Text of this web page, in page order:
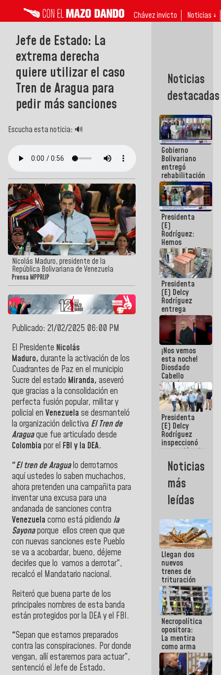
Chávez invicto Noticias ↓
Jefe de Estado: La
extrema derecha
quiere utilizar el caso
Tren de Aragua para
pedir más sanciones
Escucha esta noticia: 🔊
Nicolás Maduro, presidente de la
República Bolivariana de Venezuela
Prensa MPPRIJP
Publicado: 21/02/2025 06:00 PM
El Presidente Nicolás
Maduro, durante la activación de los
Cuadrantes de Paz en el municipio
Sucre del estado Miranda, aseveró
que gracias a la consolidación en
perfecta fusión popular, militar y
policial en Venezuela se desmanteló
la organización delictiva El Tren de
Araguaque fue articulado desde
Colombia por el FBI y la DEA.
"El tren de Aragualo derrotamos
aquí ustedes lo saben muchachos,
ahora pretenden una campañita para
inventar una excusa para una
andanada de sanciones contra
Venezuela como está pidiendo la
Sayonaporque ellos creen que que
con nuevas sanciones este Pueblo
se va a acobardar, bueno, déjeme
decirles que lo vamos a derrotar",
recalcó el Mandatario nacional.
Reiteró que buena parte de los
principales nombres de esta banda
están protegidos por la DEA y el FBI.
"Sepan que estamos preparados
contra las conspiraciones. Por donde
vengan, allí estaremos para actuar",
sentenció el Jefe de Estado.
Noticias
destacadas
Gobierno
Bolivariano
entregó
rehabilitación
de 67
viviendas en
la parroquia
San Pedro
de Caracas
Presidenta
(E)
Rodríguez:
Hemos
realizado 47
mil 369
inspecciones
a viviendas
e
infraestructuras
del país
Presidenta
(E) Delcy
Rodríguez
entrega
viviendas
rehabilitadas
tras daños
por doble
terremoto
¡Nos vemos
esta noche!
Diosdado
Cabello
invitó a
sintonizar
su programa
Con el Mazo
Dando
Presidenta
(E) Delcy
Rodríguez
inspeccionó
termoeléctricas
Planta
Centro y
Termocarabobo
Noticias
más
leídas
Llegan dos
nuevos
trenes de
trituración
para
optimizar
manejo de
escombros
en La Guaira
Necropolítica
opositora:
La mentira
como arma
contra el
Pueblo